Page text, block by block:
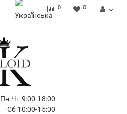
0 0
Пн-Чт 9:00-18:00
Сб 10:00-15:00